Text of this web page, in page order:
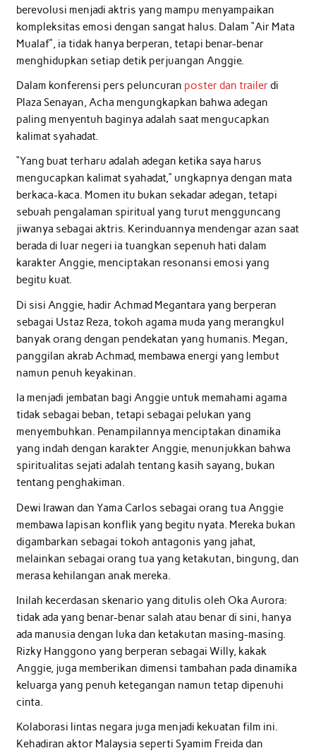
berevolusi menjadi aktris yang mampu menyampaikan
kompleksitas emosi dengan sangat halus. Dalam “Air Mata
Mualaf”, ia tidak hanya berperan, tetapi benar-benar
menghidupkan setiap detik perjuangan Anggie.
Dalam konferensi pers peluncuran poster dan trailerdi
Plaza Senayan, Acha mengungkapkan bahwa adegan
paling menyentuh baginya adalah saat mengucapkan
kalimat syahadat.
“Yang buat terharu adalah adegan ketika saya harus
mengucapkan kalimat syahadat,” ungkapnya dengan mata
berkaca-kaca. Momen itu bukan sekadar adegan, tetapi
sebuah pengalaman spiritual yang turut mengguncang
jiwanya sebagai aktris. Kerinduannya mendengar azan saat
berada di luar negeri ia tuangkan sepenuh hati dalam
karakter Anggie, menciptakan resonansi emosi yang
begitu kuat.
Di sisi Anggie, hadir Achmad Megantara yang berperan
sebagai Ustaz Reza, tokoh agama muda yang merangkul
banyak orang dengan pendekatan yang humanis. Megan,
panggilan akrab Achmad, membawa energi yang lembut
namun penuh keyakinan.
Ia menjadi jembatan bagi Anggie untuk memahami agama
tidak sebagai beban, tetapi sebagai pelukan yang
menyembuhkan. Penampilannya menciptakan dinamika
yang indah dengan karakter Anggie, menunjukkan bahwa
spiritualitas sejati adalah tentang kasih sayang, bukan
tentang penghakiman.
Dewi Irawan dan Yama Carlos sebagai orang tua Anggie
membawa lapisan konflik yang begitu nyata. Mereka bukan
digambarkan sebagai tokoh antagonis yang jahat,
melainkan sebagai orang tua yang ketakutan, bingung, dan
merasa kehilangan anak mereka.
Inilah kecerdasan skenario yang ditulis oleh Oka Aurora:
tidak ada yang benar-benar salah atau benar di sini, hanya
ada manusia dengan luka dan ketakutan masing-masing.
Rizky Hanggono yang berperan sebagai Willy, kakak
Anggie, juga memberikan dimensi tambahan pada dinamika
keluarga yang penuh ketegangan namun tetap dipenuhi
cinta.
Kolaborasi lintas negara juga menjadi kekuatan film ini.
Kehadiran aktor Malaysia seperti Syamim Freida dan